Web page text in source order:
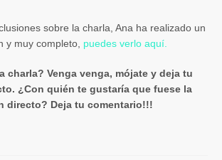
sobre la charla, Ana ha realizado un
y muy completo, puedes verlo aquí.
charla? Venga venga, mójate y deja tu
¿Con quién te gustaría que fuese la
directo? Deja tu comentario!!!